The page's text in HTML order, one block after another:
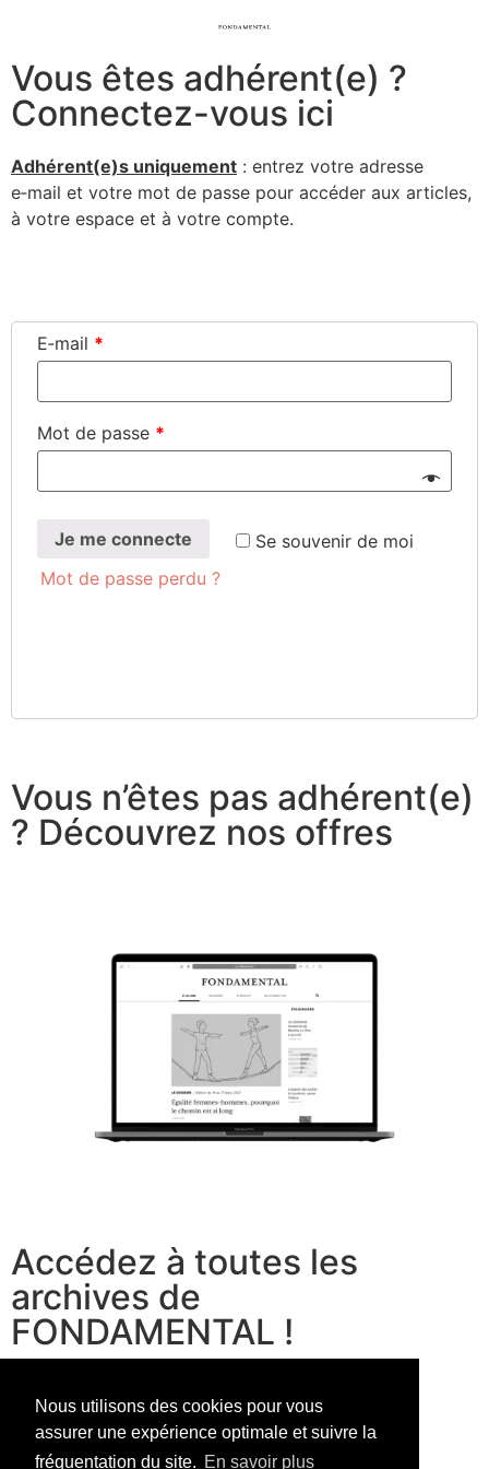
Nous utilisons des cookies pour vous
assurer une expérience optimale et suivre la
fréquentation du site. En savoir plus
Vous êtes adhérent(e) ?
Connectez-vous ici
Adhérent(e)s uni­que­ment : entrez votre adresse
e‑mail et votre mot de passe pour accé­der aux articles,
à votre espace et à votre compte.
E‑mail *
Mot de passe *
Se sou­ve­nir de moi
Je me connecte
Mot de passe perdu ?
Vous n’êtes pas adhérent(e)
? Découvrez nos offres
Accédez à toutes les
archives de
FONDAMENTAL !